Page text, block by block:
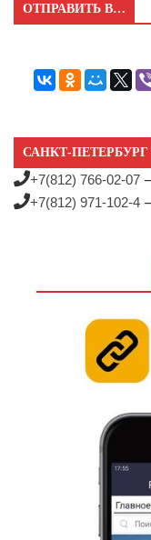
ОТПРАВИТЬ В…
САНКТ-ПЕТЕРБУРГ
+7(812) 766-02-07
+7(812) 971-102-4